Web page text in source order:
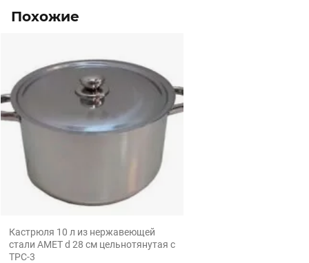
Похожие
Кастрюля 10 л из нержавеющей
стали АМЕТ d 28 см цельнотянутая с
ТРС-3